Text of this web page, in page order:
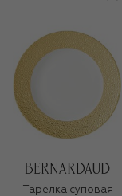
Тарелка суповая